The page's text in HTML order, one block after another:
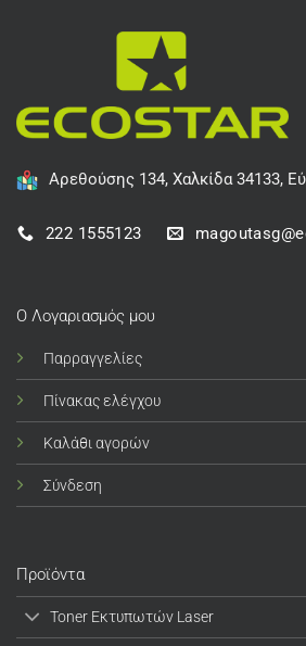
Αρεθούσης 134, Χαλκίδα 34133,
222 1555123
Ο Λογαριασμός μου
Παρραγγελίες
Πίνακας ελέγχου
Καλάθι αγορών
Σύνδεση
Προϊόντα
Toner Εκτυπωτών Laser